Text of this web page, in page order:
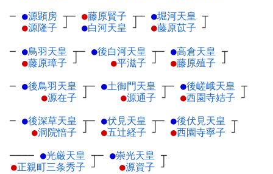
─ ●源顕房 ┬
●源隆子 ┘
─ ●藤原賢子 ┬
●白河天皇 ┘
─ ●堀河天皇 ┬
●藤原苡子 ┘
─ ●鳥羽天皇 ┬
●藤原璋子 ┘
─ ●後白河天皇 ┬
●平滋子 ┘
─ ●高倉天皇 ┬
●藤原殖子 ┘
─ ●後鳥羽天皇 ┬
●源在子 ┘
─ ●土御門天皇 ┬
●源通子 ┘
─ ●後嵯峨天皇 ┬
●西園寺姞子 ┘
─ ●後深草天皇 ┬
●洞院愔子 ┘
─ ●伏見天皇 ┬
●五辻経子 ┘
─ ●後伏見天皇 ┬
●西園寺寧子 ┘
──── ●光厳天皇 ┬
●正親町三条秀子 ┘
─ ●崇光天皇 ┬
●源資子 ┘